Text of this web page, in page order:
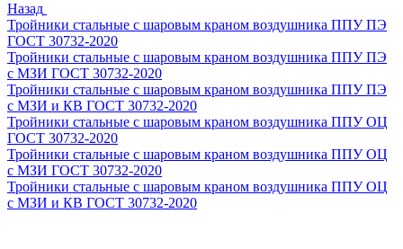
Назад
Тройники стальные с шаровым краном воздушника ППУ ПЭ
ГОСТ 30732-2020
Тройники стальные с шаровым краном воздушника ППУ ПЭ
с МЗИ ГОСТ 30732-2020
Тройники стальные с шаровым краном воздушника ППУ ПЭ
с МЗИ и КВ ГОСТ 30732-2020
Тройники стальные с шаровым краном воздушника ППУ ОЦ
ГОСТ 30732-2020
Тройники стальные с шаровым краном воздушника ППУ ОЦ
с МЗИ ГОСТ 30732-2020
Тройники стальные с шаровым краном воздушника ППУ ОЦ
с МЗИ и КВ ГОСТ 30732-2020